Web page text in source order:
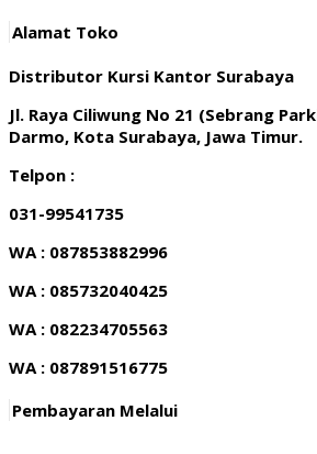
Alamat Toko
Distributor Kursi Kantor Surabaya
Jl. Raya Ciliwung No 21 (Sebrang
Darmo, Kota Surabaya, Jawa Timur.
Telpon :
031-99541735
WA : 087853882996
WA : 085732040425
WA : 082234705563
WA : 087891516775
Pembayaran Melalui